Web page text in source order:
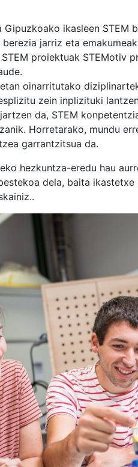
ikasleen
jarriz eta
proiektuak STEMotiv
oinarritutako
zein inplizituki
da, STEM
Horretarako, mundu
garrantzitsua da.
hezkuntza-eredu hau
dela, baita